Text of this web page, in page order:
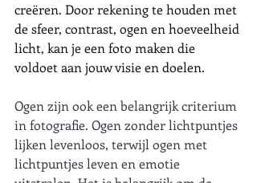
creëren. Door rekening te houden met
de sfeer, contrast, ogen en hoeveelheid
licht, kan je een foto maken die
voldoet aan jouw visie en doelen.
Ogen zijn ook een belangrijk criterium
in fotografie. Ogen zonder lichtpuntjes
lijken levenloos, terwijl ogen met
lichtpuntjes leven en emotie